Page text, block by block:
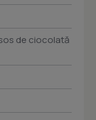
de ciocolată